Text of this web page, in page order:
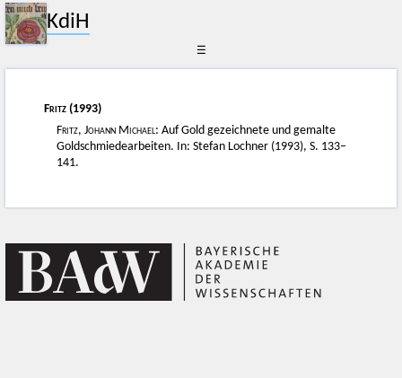
KdiH
☰
Fritz (1993)
Fritz, Johann Michael: Auf Gold gezeichnete und gemalte
Goldschmiedearbeiten. In: Stefan Lochner (1993), S. 133–
141.